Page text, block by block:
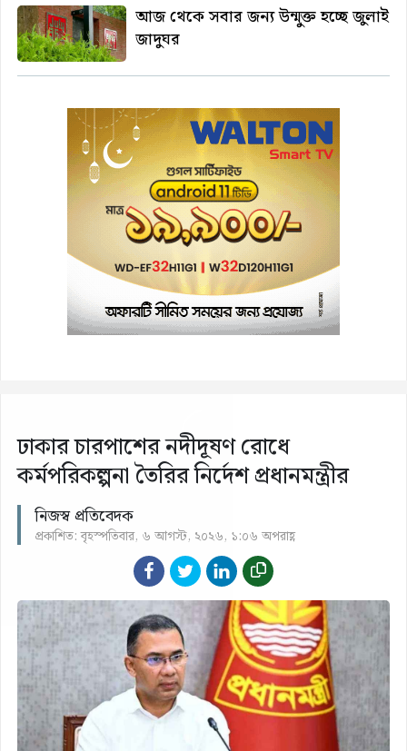
আজ থেকে সবার জন্য উন্মুক্ত হচ্ছে জুলাই
জাদুঘর
ঢাকার চারপাশের নদীদূষণ রোধে
কর্মপরিকল্পনা তৈরির নির্দেশ প্রধানমন্ত্রীর
নিজস্ব প্রতিবেদক
প্রকাশিত: বৃহস্পতিবার, ৬ আগস্ট, ২০২৬, ১:০৬ অপরাহ্ণ